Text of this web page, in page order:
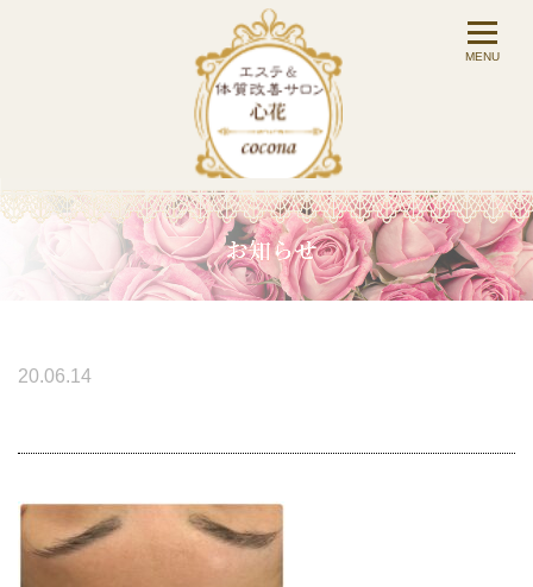
20.06.14